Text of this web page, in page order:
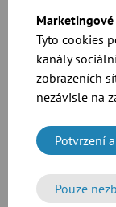
Tyto cookies
kanály
zobrazeních
nezávisle na
Potvrzení
Pouze